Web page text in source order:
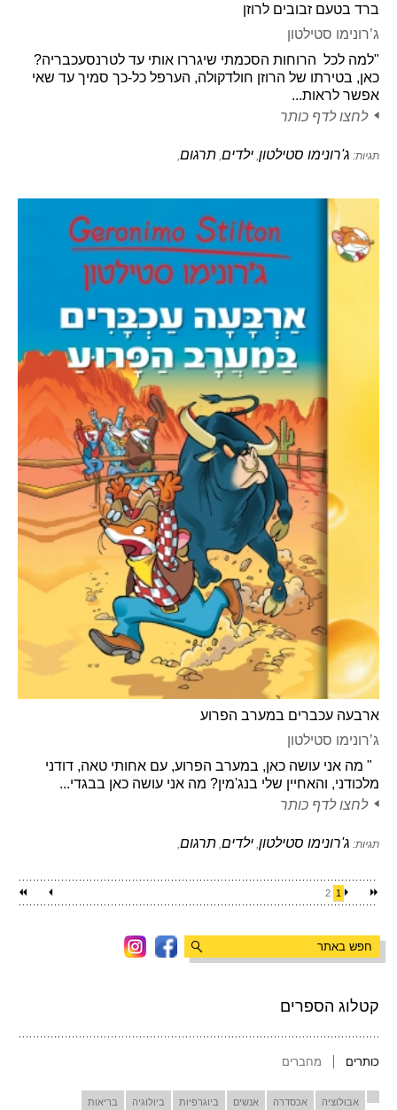
קטלוג הספרים
כותרים מחברים
אבולוציה אכסדרה אנשים ביוגרפיות ביולוגיה בריאות
ברד בטעם זבובים לרוזן
ג’רונימו סטילטון
"למה לכל הרוחות הסכמתי שיגררו אותי עד לטרנסעכבריה?
כאן, בטירתו של הרוזן חולדקולה, הערפל כל-כך סמיך עד שאי
אפשר לראות...
לחצו לדף כותר
תגיות: ג'רונימו סטילטון ילדים תרגום
ארבעה עכברים במערב הפרוע
ג’רונימו סטילטון
" מה אני עושה כאן, במערב הפרוע, עם אחותי טאה, דודני
מלכודני, והאחיין שלי בנג'מין? מה אני עושה כאן בבגדי...
לחצו לדף כותר
תגיות: ג'רונימו סטילטון, ילדים, תרגום,
1
2